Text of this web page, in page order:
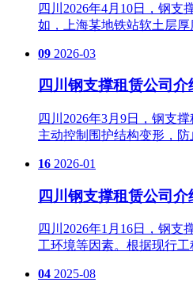
四川2026年4月10日，钢
如，上海某地铁站软土层厚
09 2026-03
四川钢支撑租赁公司
四川2026年3月9日，钢支
主动控制围护结构变形，防
16 2026-01
四川钢支撑租赁公司
四川2026年1月16日，钢
工环境等因素。根据现行工
04 2025-08